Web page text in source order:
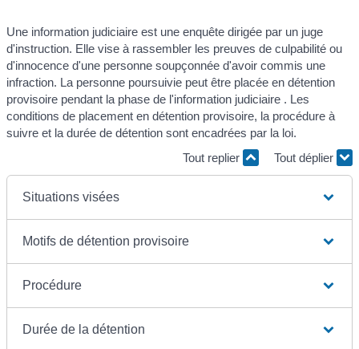
Une information judiciaire est une enquête dirigée par un juge
d'instruction. Elle vise à rassembler les preuves de culpabilité ou
d'innocence d'une personne soupçonnée d'avoir commis une
infraction. La personne poursuivie peut être placée en détention
provisoire pendant la phase de l'information judiciaire . Les
conditions de placement en détention provisoire, la procédure à
suivre et la durée de détention sont encadrées par la loi.
Tout replier
Tout déplier
Situations visées
Motifs de détention provisoire
Procédure
Durée de la détention